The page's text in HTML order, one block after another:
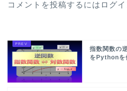
コメントを投稿するには ログ
指数関数の
をPythonを